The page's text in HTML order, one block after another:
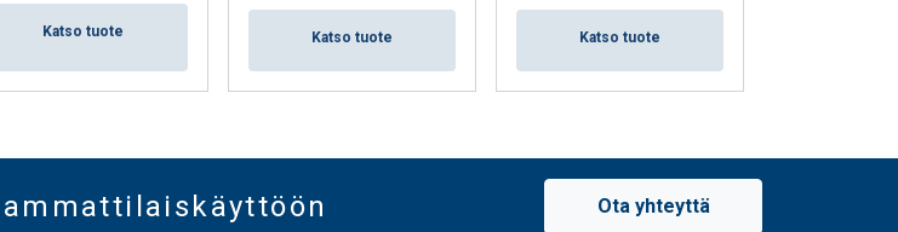
Katso tuote Katso tuote Katso tuote
Ota yhteyttä